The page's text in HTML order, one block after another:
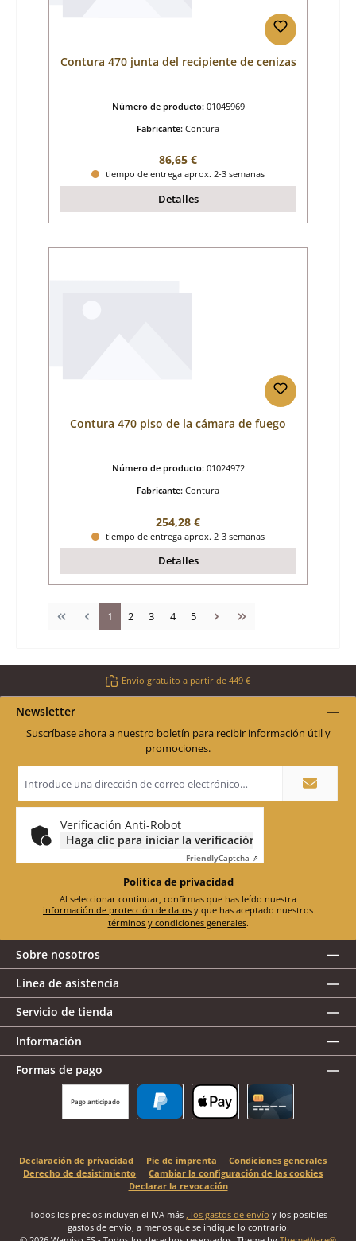
Contura 470 junta del recipiente de cenizas
Número de producto: 01045969
Fabricante: Contura
Precio normal:
86,65 €
tiempo de entrega aprox. 2-3 semanas
Detalles
Contura 470 piso de la cámara de fuego
Número de producto: 01024972
Fabricante: Contura
Precio normal:
254,28 €
tiempo de entrega aprox. 2-3 semanas
Detalles
Página
1 Página
2 Página
3 Página
4 Página
5
Envío gratuito a partir de 449 €
Newsletter
Suscríbase ahora a nuestro boletín para recibir información útil y
promociones.
de
correo
electrónico
Verificación Anti-Robot
Haga clic para iniciar la verificación
FriendlyCaptcha ⇗
Política de privacidad
información de protección de datos
términos y condiciones generales.
Sobre nosotros
Línea de asistencia
Servicio de tienda
Información
Formas de pago
Pago anticipado
Declaración de privacidad Pie de imprenta
Condiciones generales
Derecho de desistimiento
Cambiar la configuración de las cookies
Declarar la revocación
Todos los precios incluyen el IVA más , los gastos de envío y los posibles
gastos de envío, a menos que se indique lo contrario.